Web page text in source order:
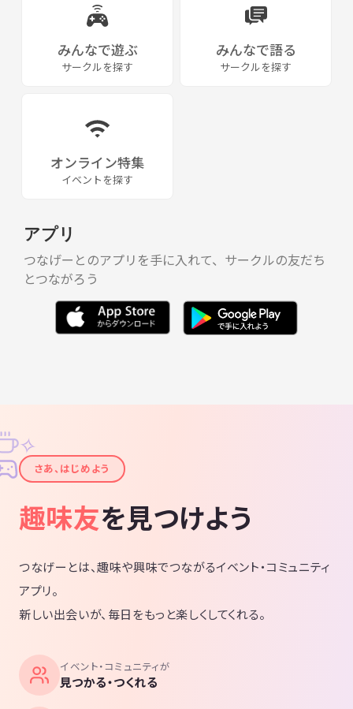
みんなで遊ぶ
サークルを探す
みんなで語る
サークルを探す
オンライン特集
イベントを探す
アプリ
つなげーとのアプリを手に入れて、サークルの友だち
とつながろう
✦
✧
さあ、はじめよう
趣味友を見つけよう
つなげーとは、趣味や興味でつながるイベント・コミュニティ
アプリ。
新しい出会いが、毎日をもっと楽しくしてくれる。
イベント・コミュニティが
見つかる・つくれる